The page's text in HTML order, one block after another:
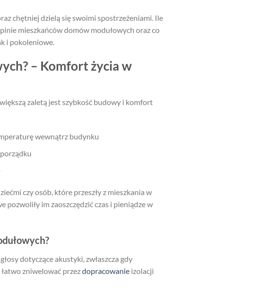
chętniej dzielą się swoimi spostrzeżeniami. Ile
mieszkańców domów modułowych oraz co
i pokoleniowe.
– Komfort życia w
zaletą jest szybkość budowy i komfort
wewnątrz budynku
czy osób, które przeszły z mieszkania w
pozwoliły im zaoszczędzić czas i pieniądze w
dotyczące akustyki, zwłaszcza gdy
zniwelować przezdopracowanie izolacji